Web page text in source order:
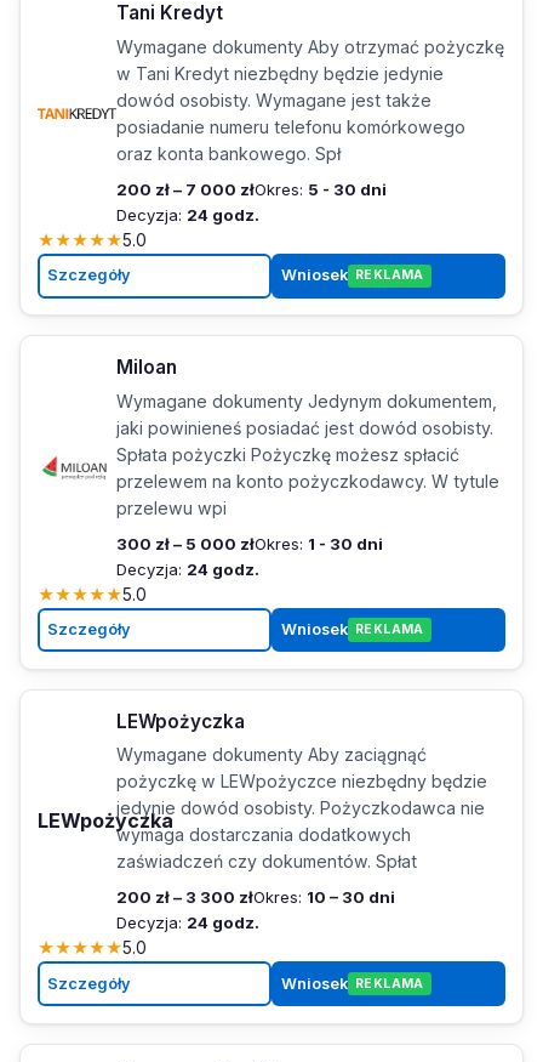
Tani Kredyt
Wymagane dokumenty Aby otrzymać pożyczkę
w Tani Kredyt niezbędny będzie jedynie
dowód osobisty. Wymagane jest także
posiadanie numeru telefonu komórkowego
oraz konta bankowego. Spł
200 zł – 7 000 złOkres: 5 - 30 dni
Decyzja: 24 godz.
★★★★★5.0
Szczegóły Wniosek REKLAMA
Miloan
Wymagane dokumenty Jedynym dokumentem,
jaki powinieneś posiadać jest dowód osobisty.
Spłata pożyczki Pożyczkę możesz spłacić
przelewem na konto pożyczkodawcy. W tytule
przelewu wpi
300 zł – 5 000 złOkres: 1 - 30 dni
Decyzja: 24 godz.
★★★★★5.0
Szczegóły Wniosek REKLAMA
LEWpożyczka
LEWpożyczka
Wymagane dokumenty Aby zaciągnąć
pożyczkę w LEWpożyczce niezbędny będzie
jedynie dowód osobisty. Pożyczkodawca nie
wymaga dostarczania dodatkowych
zaświadczeń czy dokumentów. Spłat
200 zł – 3 300 złOkres: 10 – 30 dni
Decyzja: 24 godz.
★★★★★5.0
Szczegóły Wniosek REKLAMA